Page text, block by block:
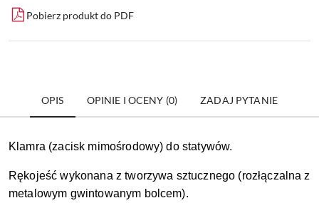
Pobierz produkt do PDF
OPIS OPINIE I OCENY (0) ZADAJ PYTANIE
Klamra (zacisk mimośrodowy) do statywów.
Rękojeść wykonana z tworzywa sztucznego (rozłączalna z
metalowym gwintowanym bolcem).